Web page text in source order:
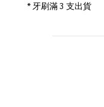
* 牙刷滿 3 支出貨